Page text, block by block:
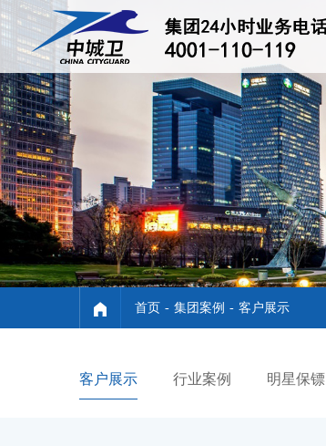
首页 - 集团案例 - 客户展示
客户展示 行业案例 明星保镖